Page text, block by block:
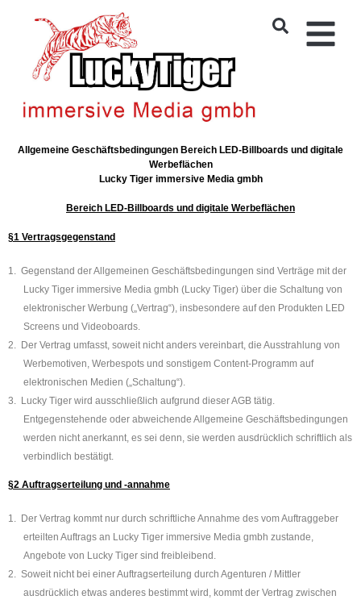
Allgemeine Geschäftsbedingungen Bereich LED-Billboards und digitale
Werbeflächen
Lucky Tiger immersive Media gmbh
Bereich LED-Billboards und digitale Werbeflächen
§1 Vertragsgegenstand
1.
Gegenstand der Allgemeinen Geschäftsbedingungen sind Verträge mit der
Lucky Tiger immersive Media gmbh (Lucky Tiger) über die Schaltung von
elektronischer Werbung („Vertrag“), insbesondere auf den Produkten LED
Screens und Videoboards.
2.
Der Vertrag umfasst, soweit nicht anders vereinbart, die Ausstrahlung von
Werbemotiven, Werbespots und sonstigem Content-Programm auf
elektronischen Medien („Schaltung“).
3.
Lucky Tiger wird ausschließlich aufgrund dieser AGB tätig.
Entgegenstehende oder abweichende Allgemeine Geschäftsbedingungen
werden nicht anerkannt, es sei denn, sie werden ausdrücklich schriftlich als
verbindlich bestätigt.
§2 Auftragserteilung und -annahme
1.
Der Vertrag kommt nur durch schriftliche Annahme des vom Auftraggeber
erteilten Auftrags an Lucky Tiger immersive Media gmbh zustande,
Angebote von Lucky Tiger sind freibleibend.
2.
Soweit nicht bei einer Auftragserteilung durch Agenturen / Mittler
ausdrücklich etwas anderes bestimmt wird, kommt der Vertrag zwischen